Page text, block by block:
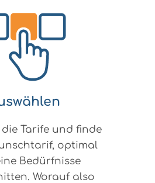
die Tarife und finde
optimal
Bedürfnisse
Worauf also